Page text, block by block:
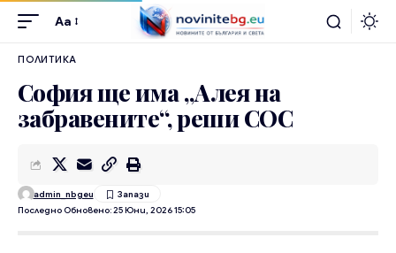
Aa
ПОЛИТИКА
София ще има „Алея на
забравените“, реши СОС
Последно Обновено: 25 Юни, 2026 15:05
admin_nbgeu